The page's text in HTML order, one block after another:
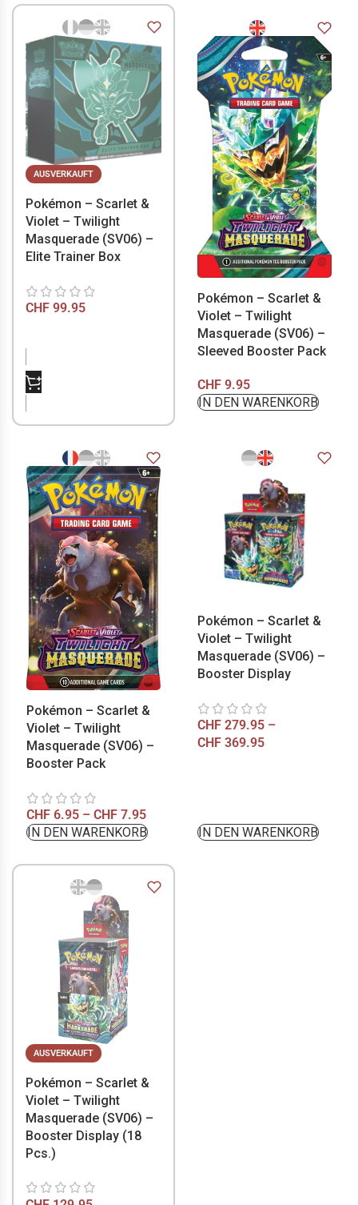
AUSVERKAUFT
Pokémon – Scarlet &
Violet – Twilight
Masquerade (SV06) –
Elite Trainer Box
CHF 99.95
Pokémon – Scarlet &
Violet – Twilight
Masquerade (SV06) –
Sleeved Booster Pack
CHF9.95
IN DEN WARENKORB
Pokémon – Scarlet &
Violet – Twilight
Masquerade (SV06) –
Booster Pack
CHF 6.95 – CHF 7.95
IN DEN WARENKORB
Pokémon – Scarlet &
Violet – Twilight
Masquerade (SV06) –
Booster Display
CHF279.95 –
CHF369.95
IN DEN WARENKORB
AUSVERKAUFT
Pokémon – Scarlet &
Violet – Twilight
Masquerade (SV06) –
Booster Display (18
Pcs.)